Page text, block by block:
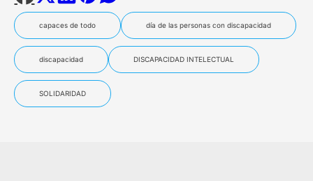
capaces de todo día de las personas con discapacidad
discapacidad DISCAPACIDAD INTELECTUAL
SOLIDARIDAD